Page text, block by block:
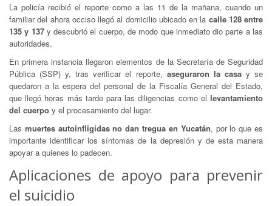
La policía recibió el reporte como a las 11 de la mañana, cuando un
familiar del ahora occiso llegó al domicilio ubicado en la calle 128 entre
135 y 137 y descubrió el cuerpo, de modo que inmediato dio parte a las
autoridades.
En primera instancia llegaron elementos de la Secretaría de Seguridad
Pública (SSP) y, tras verificar el reporte, aseguraron la casay se
quedaron a la espera del personal de la Fiscalía General del Estado,
que llegó horas más tarde para las diligencias como el levantamiento
del cuerpo y el procesamiento del lugar.
Las muertes autoinfligidas no dan tregua en Yucatán, por lo que es
importante identificar los síntomas de la depresión y de esta manera
apoyar a quienes lo padecen.
Aplicaciones de apoyo para prevenir
el suicidio